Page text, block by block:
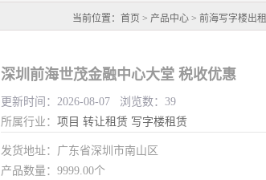
当前位置： 首页 > 产品中心 > 前海写字楼出租
深圳前海世茂金融中心大堂 税收优惠
更新时间：2026-08-07 浏览数：39
所属行业： 项目 转让租赁 写字楼租赁
发货地址：广东省深圳市南山区
产品数量：9999.00个